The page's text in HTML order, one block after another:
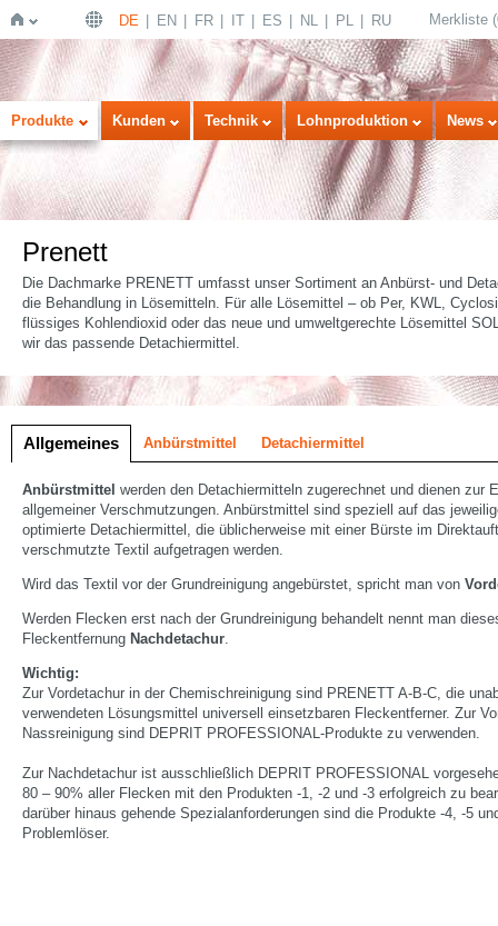
Startseite
DE EN FR IT ES NL PL RU Merkliste (
Produkte Kunden Technik Lohnproduktion News
Prenett
Die Dachmarke PRENETT umfasst unser Sortiment an Anbürst- und
die Behandlung in Lösemitteln. Für alle Lösemittel – ob Per, KWL,
flüssiges Kohlendioxid oder das neue und umweltgerechte Lösemittel
wir das passende Detachiermittel.
Allgemeines Anbürstmittel Detachiermittel
Anbürstmittel werden den Detachiermitteln zugerechnet und dienen zur
allgemeiner Verschmutzungen. Anbürstmittel sind speziell auf das
optimierte Detachiermittel, die üblicherweise mit einer Bürste im
verschmutzte Textil aufgetragen werden.
Wird das Textil vor der Grundreinigung angebürstet, spricht man von
Werden Flecken erst nach der Grundreinigung behandelt nennt man
Fleckentfernung Nachdetachur.
Wichtig:
Zur Vordetachur in der Chemischreinigung sind PRENETT A-B-C, die
verwendeten Lösungsmittel universell einsetzbaren Fleckentferner. Zur
Nassreinigung sind DEPRIT PROFESSIONAL-Produkte zu verwenden.
Zur Nachdetachur ist ausschließlich DEPRIT PROFESSIONAL
80 – 90% aller Flecken mit den Produkten -1, -2 und -3 erfolgreich zu
darüber hinaus gehende Spezialanforderungen sind die Produkte -4, -5
Problemlöser.